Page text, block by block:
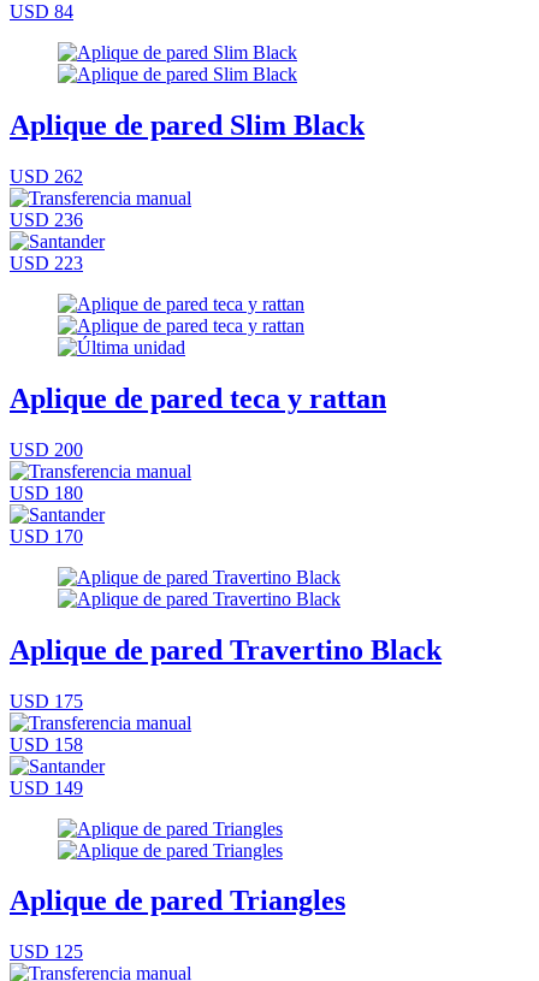
USD 84
Aplique de pared Slim Black
USD 262
USD 236
USD 223
Aplique de pared teca y rattan
USD 200
USD 180
USD 170
Aplique de pared Travertino Black
USD 175
USD 158
USD 149
Aplique de pared Triangles
USD 125